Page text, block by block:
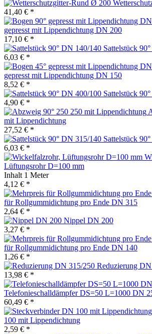
41,40 € *
gepresst mit Lippendichtung DN 200
17,10 € *
Sattelstück
6,03 € *
gepresst mit Lippendichtung DN 150
8,52 € *
Sattelstück
4,90 € *
mit Lippendichtung
27,52 € *
Sattelstück
6,03 € *
Lüftungsrohr D=100 mm
Inhalt 1 Meter
4,12 € *
für Rollgummidichtung pro Ende DN 315
2,64 € *
Nippel DN 200
3,27 € *
für Rollgummidichtung pro Ende DN 140
1,26 € *
Reduzierung
13,98 € *
Telefonieschalldämpfer DS=50 L=1000 DN
60,49 € *
100 mit Lippendichtung
2,59 € *